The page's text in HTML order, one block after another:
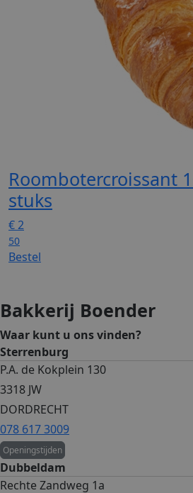
Roombotercroissant
stuks
€2
50
Bestel
Bakkerij Boender
Waar kunt u ons vinden?
Sterrenburg
P.A. de Kokplein 130
3318 JW
DORDRECHT
078 617 3009
Openingstijden
Dubbeldam
Rechte Zandweg 1a